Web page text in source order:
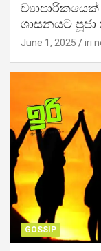
ශාසනයට පූජා
June 1, 2025 iri
GOSSIP